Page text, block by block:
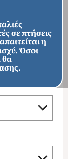
σε πτήσεις
η
Όσοι
θα